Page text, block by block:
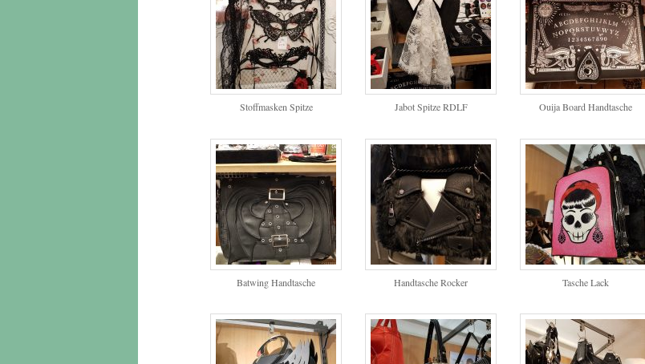
Stoffmasken Spitze Jabot Spitze RDLF Ouija Board Handtasche
Batwing Handtasche Handtasche Rocker Tasche Lack